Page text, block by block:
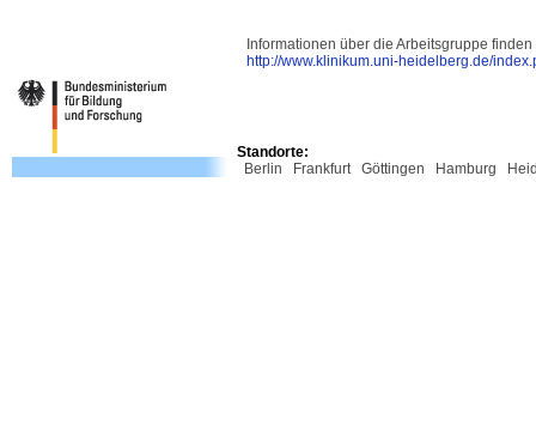
Informationen über die Arbeitsgruppe
http://www.klinikum.uni-heidelberg.de/
Standorte:
Berlin
Frankfurt Göttingen Hamburg